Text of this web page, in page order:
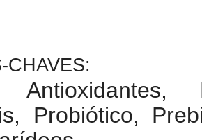
CHAVES:
Antioxidantes,
Probiótico,